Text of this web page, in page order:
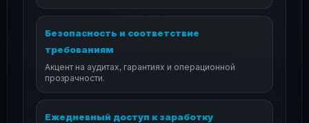
Безопасность и соответствие
требованиям
Акцент на аудитах, гарантиях и операционной
прозрачности.
Ежедневный доступ к заработку